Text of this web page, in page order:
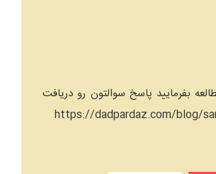
بفرمایید پاسخ سوالتون رو دریافت